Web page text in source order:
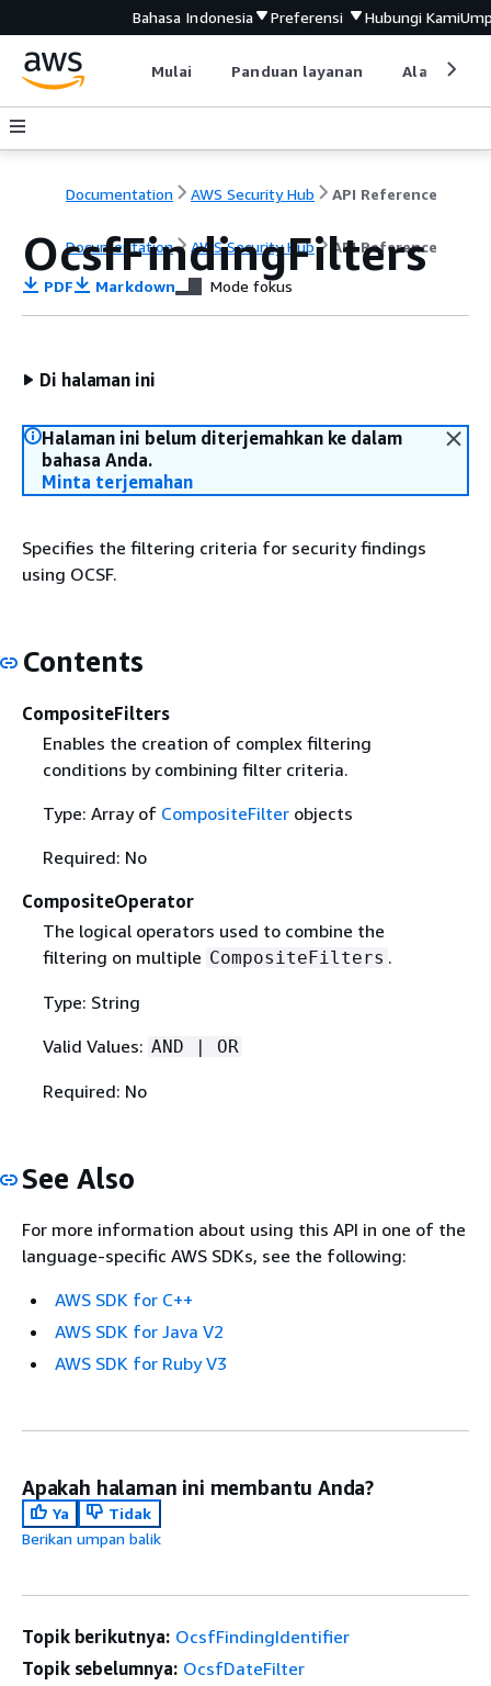
Bahasa Indonesia Preferensi Hubungi Kami
Mulai Panduan layanan Alat
Documentation AWS Security Hub API Reference
Documentation AWS Security Hub API Reference
OcsfFindingFilters
PDF Markdown Mode fokus
Di halaman ini
Halaman ini belum diterjemahkan ke dalam
bahasa Anda.
Minta terjemahan
Specifies the filtering criteria for security findings
using OCSF.
Contents
CompositeFilters
Enables the creation of complex filtering
conditions by combining filter criteria.
Type: Array of CompositeFilterobjects
Required: No
CompositeOperator
The logical operators used to combine the
filtering on multiple CompositeFilters .
Type: String
Valid Values: AND | OR
Required: No
See Also
For more information about using this API in one of the
language-specific AWS SDKs, see the following:
AWS SDK for C++
AWS SDK for Java V2
AWS SDK for Ruby V3
Apakah halaman ini membantu Anda?
Ya
Tidak
Berikan umpan balik
Topik berikutnya: OcsfFindingIdentifier
Topik sebelumnya: OcsfDateFilter